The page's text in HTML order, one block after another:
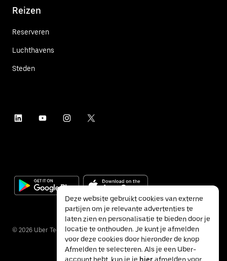
Reizen
Reserveren
Luchthavens
Steden
© 2026 Uber Technologies Inc.
Deze website gebruikt cookies van externe
partijen om je relevante advertenties te
laten zien en personalisatie te bieden door je
locatie te onthouden. Je kunt je afmelden
voor deze cookies door hieronder de knop
Afmelden te selecteren. Als je een Uber-